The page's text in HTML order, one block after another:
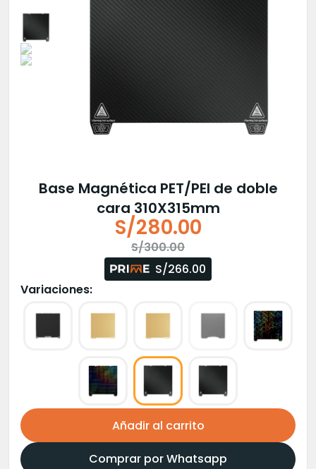
Base Magnética PET/PEI de doble
cara 310X315mm
S/300.00
original
era:
S/300.00.
S/280.00
actual
es:
S/280.00.
S/266.00
Variaciones:
Añadir al carrito
Comprar por Whatsapp